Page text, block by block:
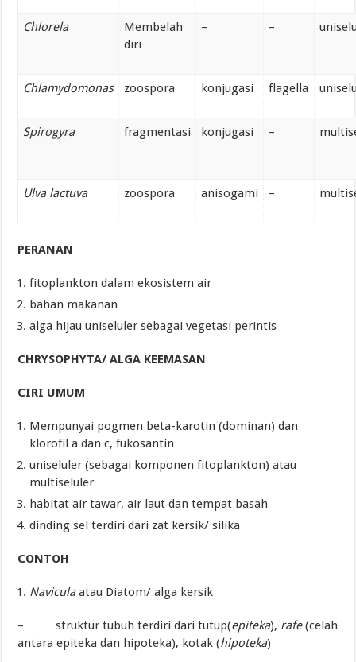
Chlorela
Membelah
diri
– –
Chlamydomonas zoospora konjugasi flagella
Spirogyra fragmentasi konjugasi –
Ulva lactuva zoospora anisogami –
PERANAN
fitoplankton dalam ekosistem air
bahan makanan
alga hijau uniseluler sebagai vegetasi perintis
CHRYSOPHYTA/ ALGA KEEMASAN
CIRI UMUM
Mempunyai pogmen beta-karotin (dominan) dan
klorofil a dan c, fukosantin
uniseluler (sebagai komponen fitoplankton) atau
multiseluler
habitat air tawar, air laut dan tempat basah
dinding sel terdiri dari zat kersik/ silika
CONTOH
Naviculaatau Diatom/ alga kersik
– struktur tubuh terdiri dari tutup(epiteka), rafe(celah
antara epiteka dan hipoteka), kotak (hipoteka)